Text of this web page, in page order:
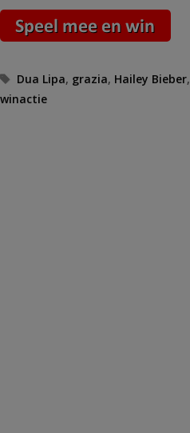
Tags
Dua Lipa, grazia, Hailey Bieber,
winactie